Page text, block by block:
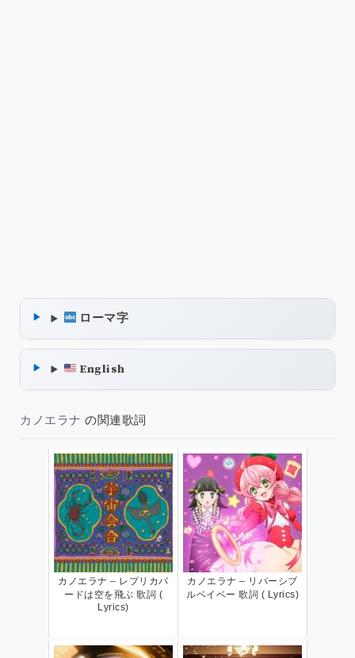
ローマ字
English
カノエラナ の関連歌詞
カノエラナ – レプリカバ
ードは空を飛ぶ 歌詞 (
Lyrics)
カノエラナ – リバーシブ
ルベイベー 歌詞 ( Lyrics)